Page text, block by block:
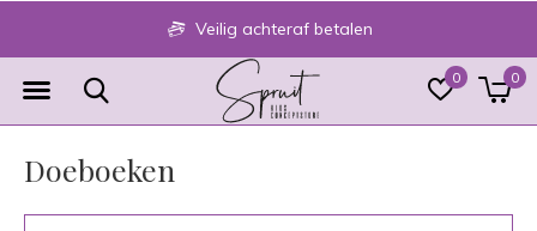
0 0
Veilig achteraf betalen
Doeboeken